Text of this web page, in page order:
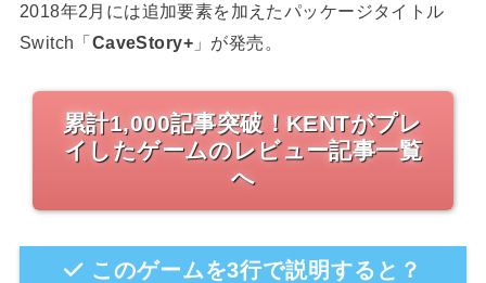
2018年2月には追加要素を加えたパッケージタイトル
Switch「 CaveStory+」が発売。
累計1,000記事突破！KENTがプレ
イしたゲームのレビュー記事一覧
へ
このゲームを3行で説明すると？